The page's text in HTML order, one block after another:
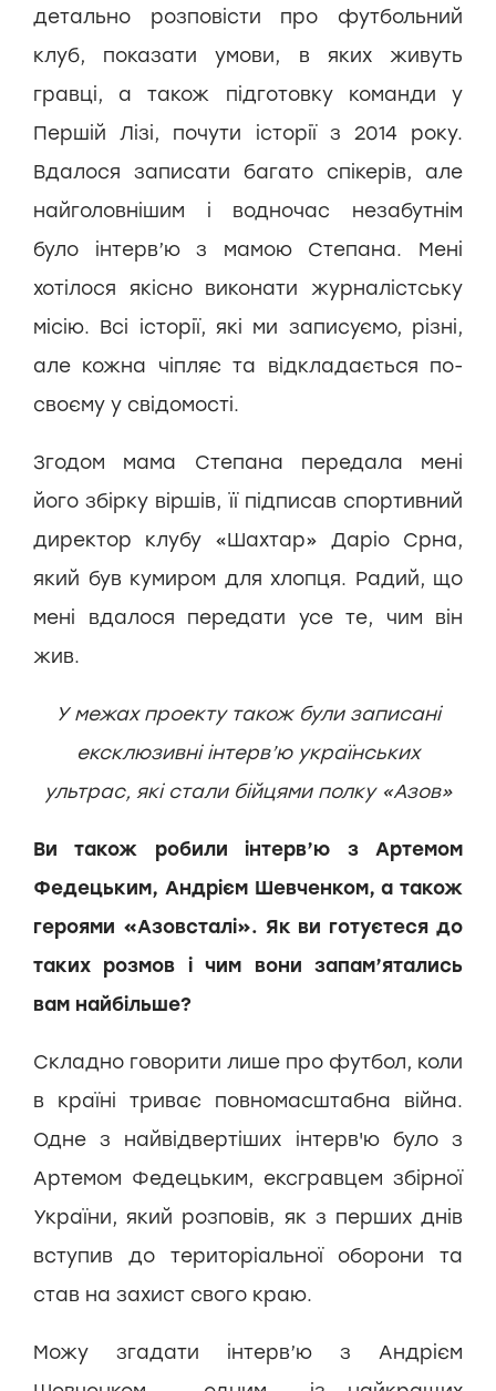
детально розповісти про футбольний
клуб, показати умови, в яких живуть
гравці, а також підготовку команди у
Першій Лізі, почути історії з 2014 року.
Вдалося записати багато спікерів, але
найголовнішим і водночас незабутнім
було інтерв’ю з мамою Степана. Мені
хотілося якісно виконати журналістську
місію. Всі історії, які ми записуємо, різні,
але кожна чіпляє та відкладається по-
своєму у свідомості.
Згодом мама Степана передала мені
його збірку віршів, її підписав спортивний
директор клубу «Шахтар» Даріо Срна,
який був кумиром для хлопця. Радий, що
мені вдалося передати усе те, чим він
жив.
У межах проекту також були записані
ексклюзивні інтерв’ю українських
ультрас, які стали бійцями полку «Азов»
Ви також робили інтерв’ю з Артемом
Федецьким, Андрієм Шевченком, а також
героями «Азовсталі». Як ви готуєтеся до
таких розмов і чим вони запам’ятались
вам найбільше?
Складно говорити лише про футбол, коли
в країні триває повномасштабна війна.
Одне з найвідвертіших інтерв'ю було з
Артемом Федецьким, ексгравцем збірної
України, який розповів, як з перших днів
вступив до територіальної оборони та
став на захист свого краю.
Можу згадати інтерв’ю з Андрієм